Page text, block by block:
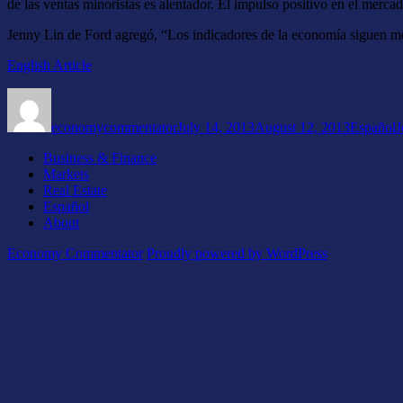
de las ventas minoristas es alentador. El impulso positivo en el
Jenny Lin de Ford agregó, “Los indicadores de la economía siguen
English Article
economycommentatorJuly 14, 2013August 12, 2013Español
Business & Finance
Markets
Real Estate
Español
About
Economy Commentator Proudly powered by WordPress